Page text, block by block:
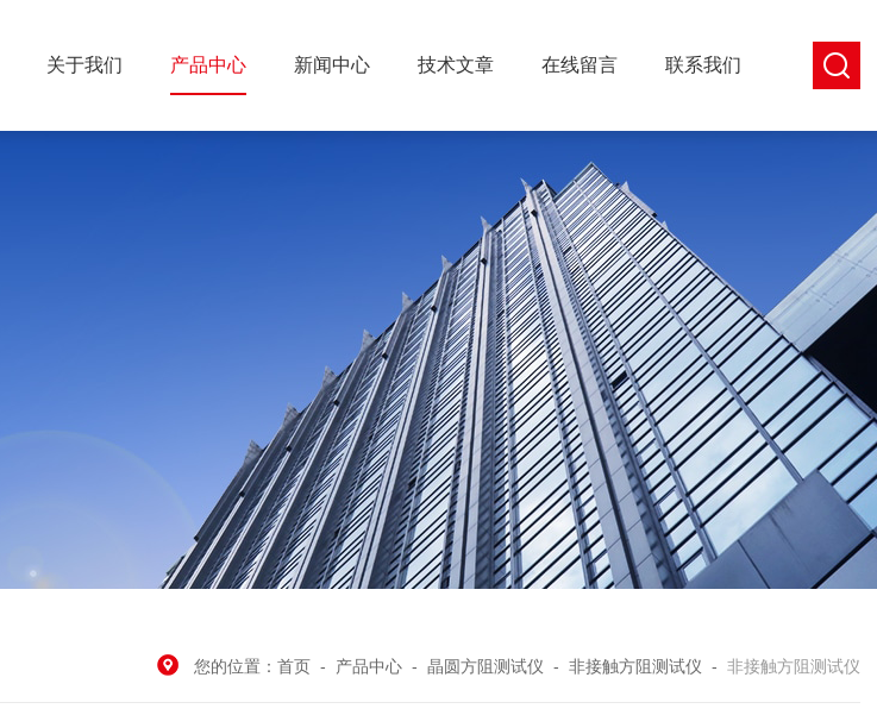
关于我们 产品中心 新闻中心 技术文章 在线留言 联系我们
您的位置： 首页 - 产品中心 - 晶圆方阻测试仪 - 非接触方阻测试仪 - 非接触方阻测试仪